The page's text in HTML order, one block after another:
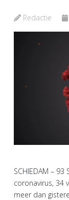
Redactie
SCHIEDAM –
coronavirus, 34
meer dan